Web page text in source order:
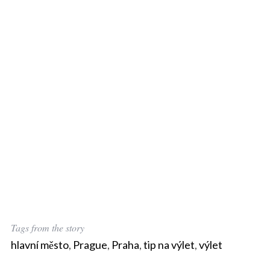
Tags from the story
hlavní město, Prague, Praha,tip na výlet,výlet